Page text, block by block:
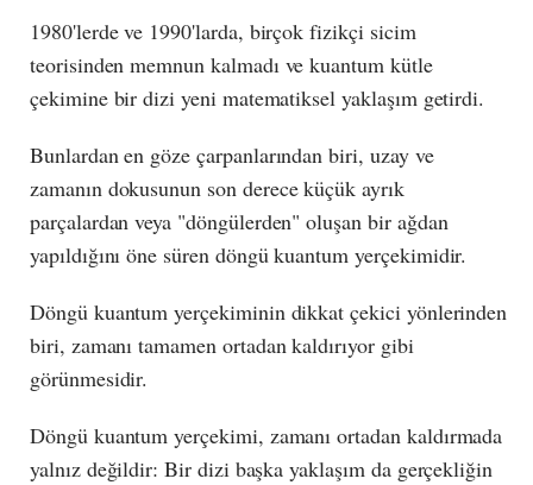
1980'lerde ve 1990'larda, birçok fizikçi sicim
teorisinden memnun kalmadı ve kuantum kütle
çekimine bir dizi yeni matematiksel yaklaşım getirdi.
Bunlardan en göze çarpanlarından biri, uzay ve
zamanın dokusunun son derece küçük ayrık
parçalardan veya "döngülerden" oluşan bir ağdan
yapıldığını öne süren döngü kuantum yerçekimidir.
Döngü kuantum yerçekiminin dikkat çekici yönlerinden
biri, zamanı tamamen ortadan kaldırıyor gibi
görünmesidir.
Döngü kuantum yerçekimi, zamanı ortadan kaldırmada
yalnız değildir: Bir dizi başka yaklaşım da gerçekliğin